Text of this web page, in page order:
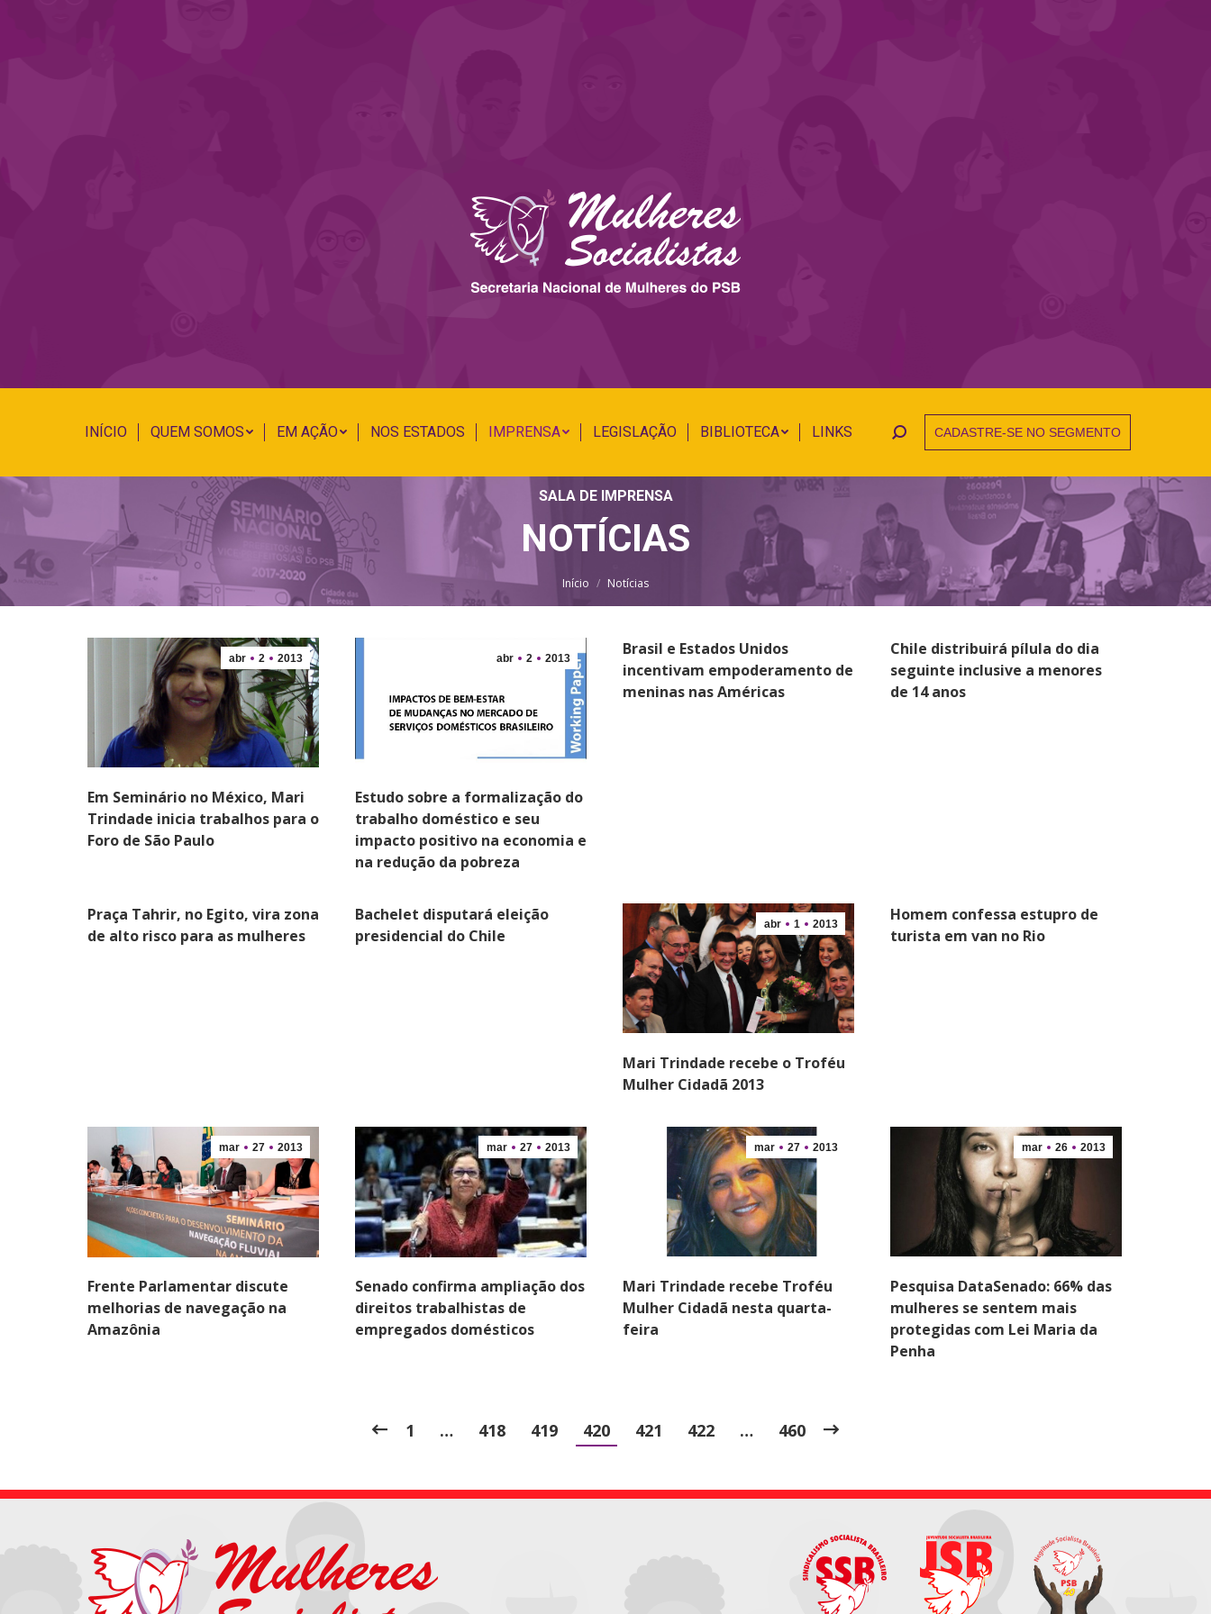
INÍCIO QUEM SOMOS EM AÇÃO NOS ESTADOS IMPRENSA LEGISLAÇÃO BIBLIOTECA LINKS Search:CADASTRE-SE NO SEGMENTO
SALA DE IMPRENSA
NOTÍCIAS
Você está aqui:
Início Notícias
abr 2 2013
Em Seminário no México, Mari
Trindade inicia trabalhos para o
Foro de São Paulo
abr 2 2013
Estudo sobre a formalização do
trabalho doméstico e seu
impacto positivo na economia e
na redução da pobreza
Brasil e Estados Unidos
incentivam empoderamento de
meninas nas Américas
Chile distribuirá pílula do dia
seguinte inclusive a menores
de 14 anos
Praça Tahrir, no Egito, vira zona
de alto risco para as mulheres
Bachelet disputará eleição
presidencial do Chile
abr 1 2013
Mari Trindade recebe o Troféu
Mulher Cidadã 2013
Homem confessa estupro de
turista em van no Rio
mar 27 2013
Frente Parlamentar discute
melhorias de navegação na
Amazônia
mar 27 2013
Senado confirma ampliação dos
direitos trabalhistas de
empregados domésticos
mar 27 2013
Mari Trindade recebe Troféu
Mulher Cidadã nesta quarta-
feira
mar 26 2013
Pesquisa DataSenado: 66% das
mulheres se sentem mais
protegidas com Lei Maria da
Penha
1 … 418 419 420 421 422 … 460